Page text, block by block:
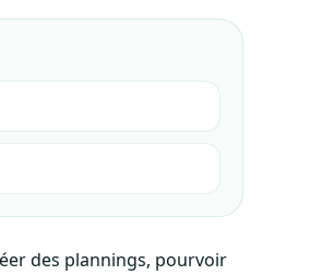
des plannings, pourvoir